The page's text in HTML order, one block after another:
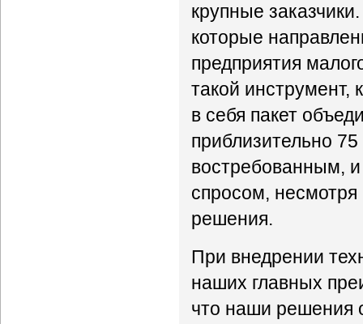
крупные
которые
предприятия
такой инструмент,
в себя пакет
приблизительно
востребованным,
спросом,
решения.
При внедрении
наших главных
что наши решения